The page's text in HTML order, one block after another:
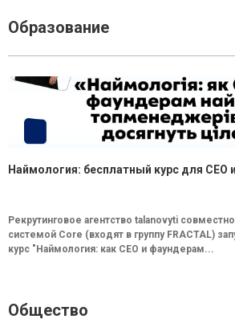
Образование
Наймология: бесплатный курс для CEO
Рекрутинговое агентство talanovyti
системой Core (входят в группу FRACTAL)
курс "Наймология: как СEO и фаундерам...
Общество